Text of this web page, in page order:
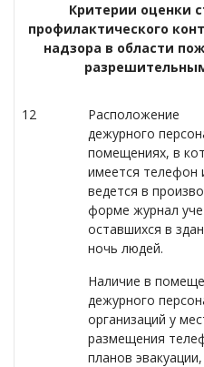
Критерии оценки
профилактического
надзора в области
12
Расположение
дежурного
помещениях, в
имеется телефон
ведется в
форме журнал
оставшихся в
ночь людей.
Наличие в
дежурного
организаций у
размещения
планов эвакуации,